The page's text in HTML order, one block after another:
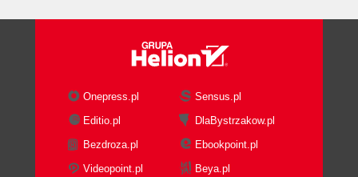
Onepress.pl
Sensus.pl
Editio.pl
DlaBystrzakow.pl
Bezdroza.pl
Ebookpoint.pl
Videopoint.pl
Beya.pl